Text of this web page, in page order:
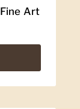
Art